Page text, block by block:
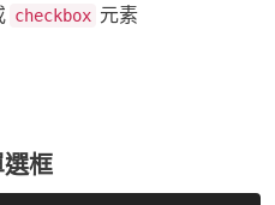
checkbox 元素
選框